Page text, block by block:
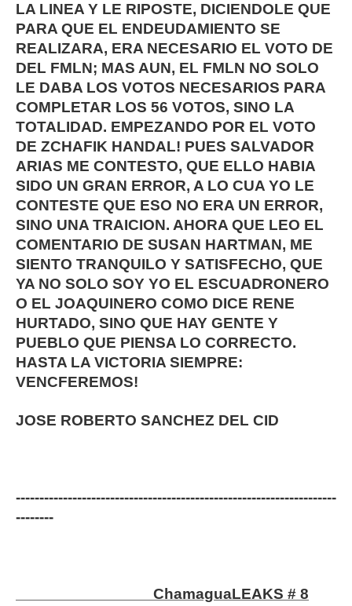
LA LINEA Y LE RIPOSTE, DICIENDOLE QUE
PARA QUE EL ENDEUDAMIENTO SE
REALIZARA, ERA NECESARIO EL VOTO DE
DEL FMLN; MAS AUN, EL FMLN NO SOLO
LE DABA LOS VOTOS NECESARIOS PARA
COMPLETAR LOS 56 VOTOS, SINO LA
TOTALIDAD. EMPEZANDO POR EL VOTO
DE ZCHAFIK HANDAL! PUES SALVADOR
ARIAS ME CONTESTO, QUE ELLO HABIA
SIDO UN GRAN ERROR, A LO CUA YO LE
CONTESTE QUE ESO NO ERA UN ERROR,
SINO UNA TRAICION. AHORA QUE LEO EL
COMENTARIO DE SUSAN HARTMAN, ME
SIENTO TRANQUILO Y SATISFECHO, QUE
YA NO SOLO SOY YO EL ESCUADRONERO
O EL JOAQUINERO COMO DICE RENE
HURTADO, SINO QUE HAY GENTE Y
PUEBLO QUE PIENSA LO CORRECTO.
HASTA LA VICTORIA SIEMPRE:
VENCFEREMOS!
JOSE ROBERTO SANCHEZ DEL CID
--------------------------------------------------------------------
--------
ChamaguaLEAKS # 8